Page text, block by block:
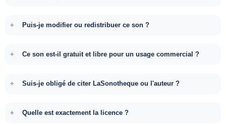
Puis-je modifier ou redistribuer ce son ?
Ce son est-il gratuit et libre pour un usage commercial ?
Suis-je obligé de citer LaSonotheque ou l'auteur ?
Quelle est exactement la licence ?